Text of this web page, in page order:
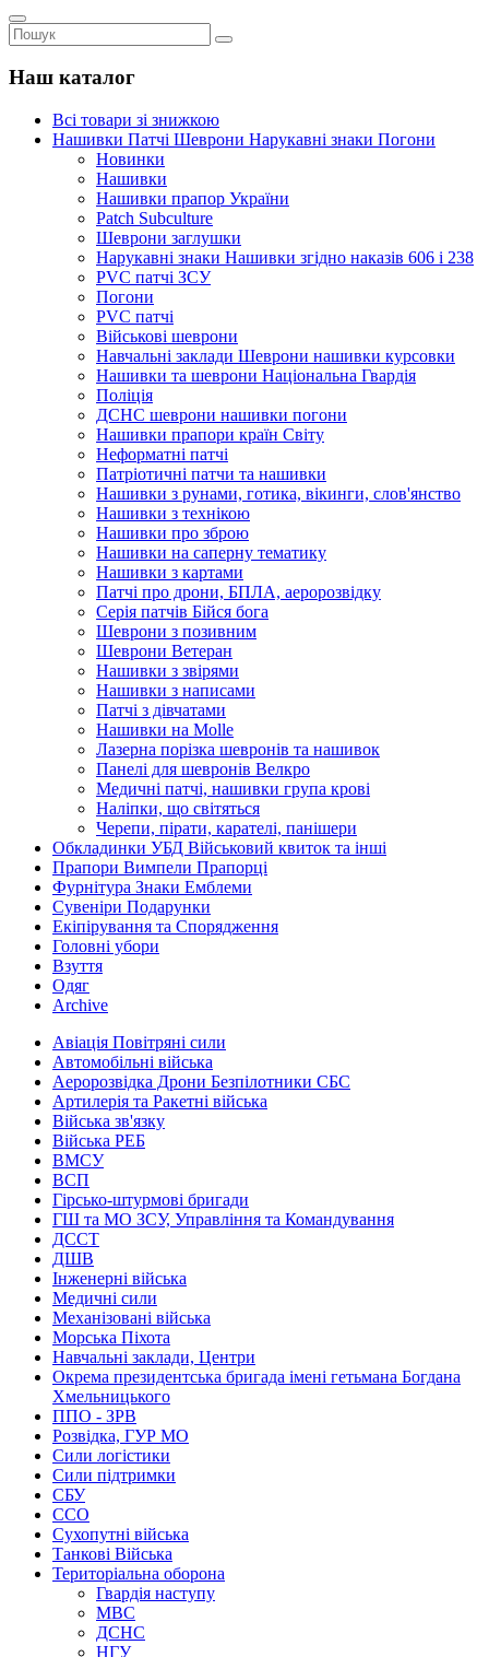
Наш каталог
Всі товари зі знижкою
Нашивки Патчі Шеврони Нарукавні знаки Погони
Новинки
Нашивки
Нашивки прапор України
Рatch Subculture
Шеврони заглушки
Нарукавні знаки Нашивки згідно наказів 606 і 238
PVC патчі ЗСУ
Погони
PVC патчі
Військові шеврони
Навчальні заклади Шеврони нашивки курсовки
Нашивки та шеврони Національна Гвардія
Поліція
ДСНС шеврони нашивки погони
Нашивки прапори країн Світу
Неформатні патчі
Патріотичні патчи та нашивки
Нашивки з рунами, готика, вікинги, слов'янство
Нашивки з технікою
Нашивки про зброю
Нашивки на саперну тематику
Нашивки з картами
Патчі про дрони, БПЛА, аеророзвідку
Серія патчів Бійся бога
Шеврони з позивним
Шеврони Ветеран
Нашивки з звірями
Нашивки з написами
Патчі з дівчатами
Нашивки на Molle
Лазерна порізка шевронів та нашивок
Панелі для шевронів Велкро
Медичні патчі, нашивки група крові
Наліпки, що світяться
Черепи, пірати, карателі, панішери
Обкладинки УБД Військовий квиток та інші
Прапори Вимпели Прапорці
Фурнітура Знаки Емблеми
Сувеніри Подарунки
Екіпірування та Спорядження
Головні убори
Взуття
Одяг
Archive
Авіація Повітряні сили
Автомобільні війська
Аеророзвідка Дрони Безпілотники СБС
Артилерія та Ракетні війська
Війська зв'язку
Війська РЕБ
ВМСУ
ВСП
Гірсько-штурмові бригади
ГШ та МО ЗСУ, Управління та Командування
ДССТ
ДШВ
Інженерні війська
Медичні сили
Механізовані війська
Морська Піхота
Навчальні заклади, Центри
Окрема президентська бригада імені гетьмана Богдана
Хмельницького
ППО - ЗРВ
Розвідка, ГУР МО
Сили логістики
Сили підтримки
СБУ
ССО
Сухопутні війська
Танкові Війська
Територіальна оборона
Гвардія наступу
МВС
ДСНС
НГУ